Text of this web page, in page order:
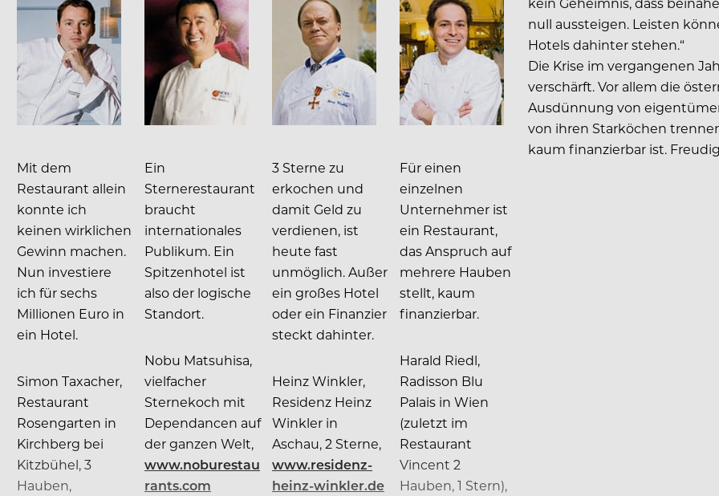
Mit dem
Restaurant allein
konnte ich
keinen wirklichen
Gewinn machen.
Nun investiere
ich für sechs
Millionen Euro in
ein Hotel.
Simon Taxacher,
Restaurant
Rosengarten in
Kirchberg bei
Kitzbühel, 3
Hauben,
Ein
Sternerestaurant
braucht
internationales
Publikum. Ein
Spitzenhotel ist
also der logische
Standort.
Nobu Matsuhisa,
vielfacher
Sternekoch mit
Dependancen auf
der ganzen Welt,
www.noburestau
rants.com
3 Sterne zu
erkochen und
damit Geld zu
verdienen, ist
heute fast
unmöglich. Außer
ein großes Hotel
oder ein Finanzier
steckt dahinter.
Heinz Winkler,
Residenz Heinz
Winkler in
Aschau, 2 Sterne,
www.residenz-
heinz-winkler.de
Für einen
einzelnen
Unternehmer ist
ein Restaurant,
das Anspruch auf
mehrere Hauben
stellt, kaum
finanzierbar.
Harald Riedl,
Radisson Blu
Palais in Wien
(zuletzt im
Restaurant
Vincent 2
Hauben, 1 Stern),
null aussteigen. Leisten
Hotels dahinter stehen.“
Die Krise im vergangenen
verschärft. Vor allem die
Ausdünnung von
von ihren Starköchen
kaum finanzierbar ist.